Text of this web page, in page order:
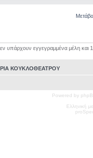
υπάρχουν εγγεγραμμένα μέλη και
ΚΟΥΚΛΟΘΕΑΤΡΟΥ
Powered by
Ελληνική
pro